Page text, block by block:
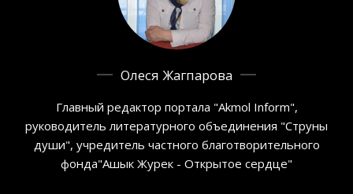
Олеся Жагпарова
Главный редактор портала "Akmol Inform",
руководитель литературного объединения "Струны
души", учредитель частного благотворительного
фонда"Ашык Журек - Открытое сердце"